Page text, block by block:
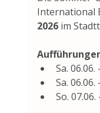
International
2026 im
Sa.
Sa.
So.